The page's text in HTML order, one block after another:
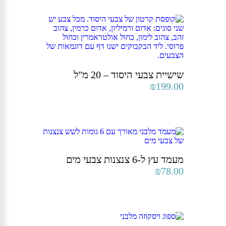
שישיית צבעי היסוד – 20 מ"ל
₪199.00
מעמד עץ ל-6 צנצנות צבעי מים
₪78.00